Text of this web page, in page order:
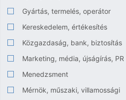
Gyártás, termelés, operátor
Kereskedelem, értékesítés
Közgazdaság, bank, biztosítás
Marketing, média, újságírás, PR
Menedzsment
Mérnök, műszaki, villamossági